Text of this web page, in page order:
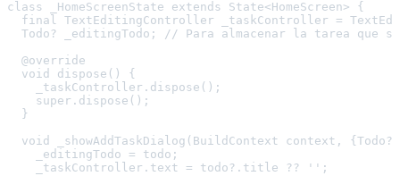
class _HomeScreenState extends State<HomeScreen> {
final TextEditingController _taskController =
Todo? _editingTodo; // Para almacenar la tarea que
  @override
  void dispose() {
    _taskController.dispose();
    super.dispose();
  }
void _showAddTaskDialog(BuildContext context, {Todo?
    _editingTodo = todo;
    _taskController.text = todo?.title ?? '';